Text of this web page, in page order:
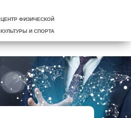
ЦЕНТР ФИЗИЧЕСКОЙ
КУЛЬТУРЫ И СПОРТА